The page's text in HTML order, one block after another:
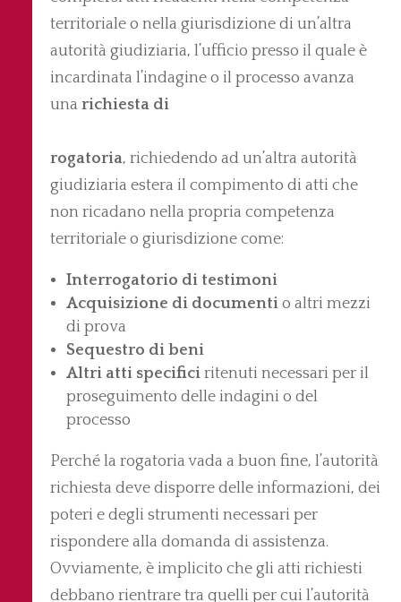
territoriale o nella giurisdizione di un’altra
autorità giudiziaria, l’ufficio presso il quale è
incardinata l’indagine o il processo avanza
unarichiesta di
rogatoria, richiedendo ad un’altra autorità
giudiziaria estera il compimento di atti che
non ricadano nella propria competenza
territoriale o giurisdizione come:
Interrogatorio di testimoni
Acquisizione di documenti o altri mezzi
di prova
Sequestro di beni
Altri atti specifici ritenuti necessari per il
proseguimento delle indagini o del
processo
Perché la rogatoria vada a buon fine, l’autorità
richiesta deve disporre delle informazioni, dei
poteri e degli strumenti necessari per
rispondere alla domanda di assistenza.
Ovviamente, è implicito che gli atti richiesti
debbano rientrare tra quelli per cui l’autorità